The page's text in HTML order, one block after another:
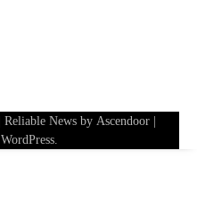
| Reliable News by Ascendoor
WordPress.